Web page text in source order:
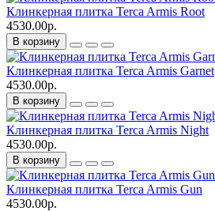
Клинкерная плитка Terca Armis Root
4530.00р.
В корзину
Клинкерная плитка Terca Armis Garnet
4530.00р.
В корзину
Клинкерная плитка Terca Armis Night
4530.00р.
В корзину
Клинкерная плитка Terca Armis Gun
4530.00р.